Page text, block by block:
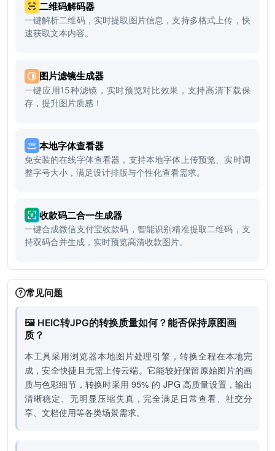
二维码解码器
一键解析二维码，实时提取图片信息，支持多格式上传，快
速获取文本内容。
图片滤镜生成器
一键应用15种滤镜，实时预览对比效果，支持高清下载保
存，提升图片质感！
本地字体查看器
免安装的在线字体查看器，支持本地字体上传预览、实时调
整字号大小，满足设计排版与个性化查看需求。
收款码二合一生成器
一键合成微信支付宝收款码，智能识别精准提取二维码，支
持双码合并生成，实时预览高清收款图片。
常见问题
🖼️ HEIC转JPG的转换质量如何？能否保持原图画
质？
本工具采用浏览器本地图片处理引擎，转换全程在本地完
成，安全快捷且无需上传云端。它能较好保留原始图片的画
质与色彩细节，转换时采用 95% 的 JPG 高质量设置，输出
清晰稳定、无明显压缩失真，完全满足日常查看、社交分
享、文档使用等各类场景需求。